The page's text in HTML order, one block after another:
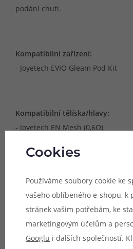
podání chuti.
Kompatibilní zařízení:
- Joyetech EVIO Gleam Pod Kit
Kompatibilní tělíska/hlavy:
- Joyetech EN Mesh (0,6Ω)
- Joyetech EN Mesh (1,2Ω)
- Joyetech EN Mesh Dark Edition
- Joyetech EN Mesh Dark Edition
Objem:2ml
Cookies
Používáme soubory cookie ke
vašeho oblíbeného e-shopu, k
stránek vašim potřebám, ke
marketingovým účelům a
Googlu i dalších společností.